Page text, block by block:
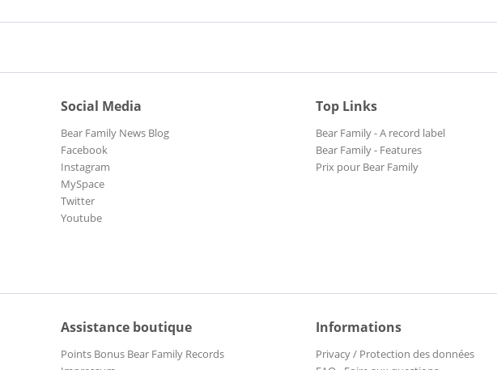
Social Media
Bear Family News Blog
Facebook
Instagram
MySpace
Twitter
Youtube
Top Links
Bear Family - A record label
Bear Family - Features
Prix pour Bear Family
Assistance boutique
Points Bonus Bear Family Records
Informations
Privacy / Protection des données